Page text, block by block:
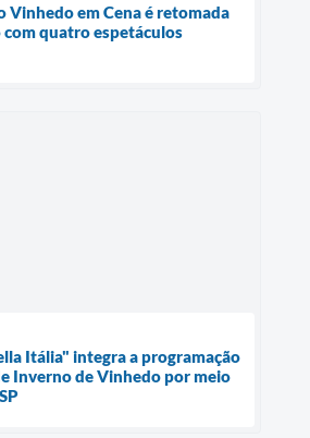
Vinhedo em Cena é retomada
com quatro espetáculos
Itália" integra a programação
Inverno de Vinhedo por meio